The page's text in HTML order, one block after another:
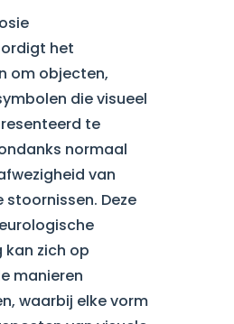
het
om objecten,
die visueel
te
normaal
van
Deze
zich op
manieren
waarbij elke vorm